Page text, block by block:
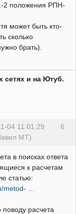
2 положения РПН-
может быть кто-
сколько
брать).
и на Ютуб.
6
04 11:01:29
МТ)
в поисках ответа
к расчетам
статью:
metod- …
расчета